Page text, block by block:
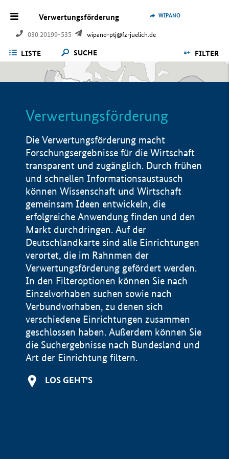
Verwertungsförderung
030 20199-535 wipano-ptj@fz-juelich.de
WIPANO
LISTE SUCHE FILTER
Verwertungsförderung
Die Verwertungsförderung macht
Forschungsergebnisse für die Wirtschaft
transparent und zugänglich. Durch frühen
und schnellen Informationsaustausch
können Wissenschaft und Wirtschaft
gemeinsam Ideen entwickeln, die
erfolgreiche Anwendung finden und den
Markt durchdringen. Auf der
Deutschlandkarte sind alle Einrichtungen
verortet, die im Rahnmen der
Verwertungsförderung gefördert werden.
In den Filteroptionen können Sie nach
Einzelvorhaben suchen sowie nach
Verbundvorhaben, zu denen sich
verschiedene Einrichtungen zusammen
geschlossen haben. Außerdem können Sie
die Suchergebnisse nach Bundesland und
Art der Einrichtung filtern.
LOS GEHT'S